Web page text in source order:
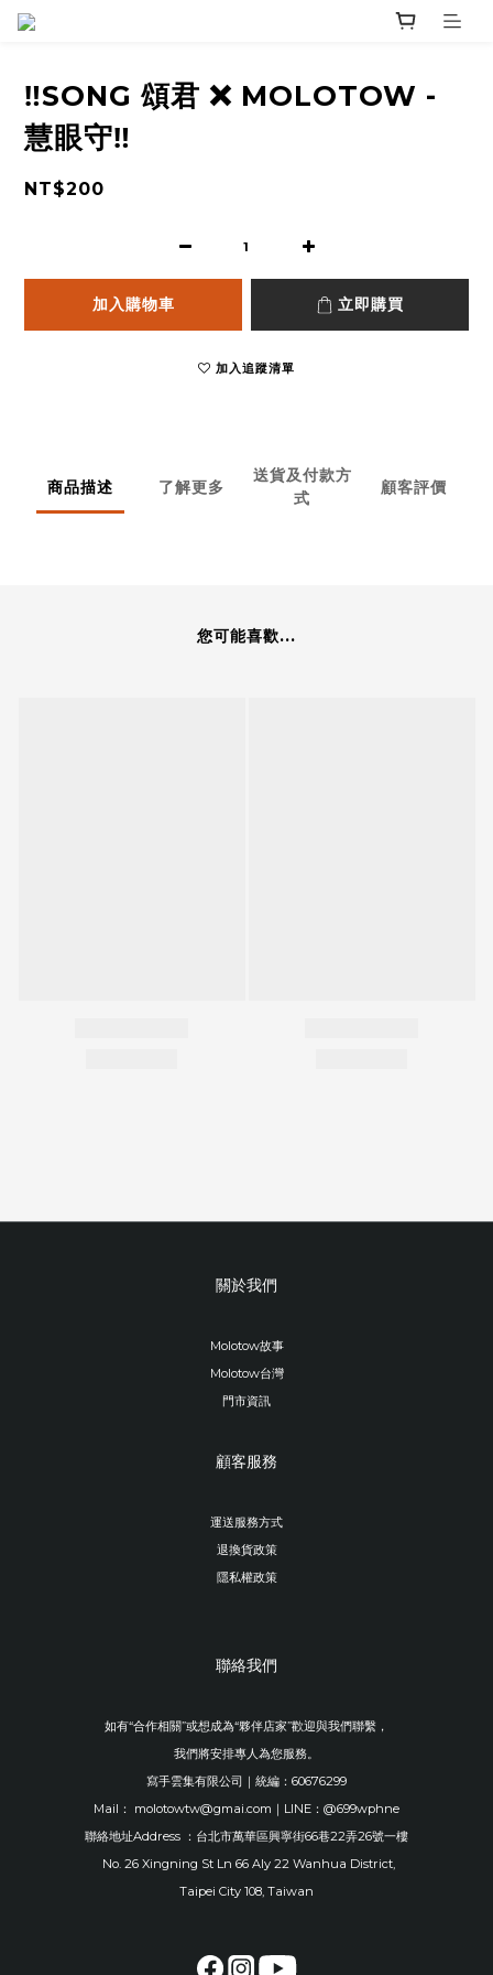
‼️SONG 頌君 ❌ MOLOTOW -
慧眼守‼️
NT$200
加入購物車 立即購買
加入追蹤清單
商品描述 了解更多
送貨及付款方
式
顧客評價
您可能喜歡...
關於我們
Molotow故事
Molotow台灣
門市資訊
顧客服務
運送服務方式
退換貨政策
隱私權政策
聯絡我們
如有“合作相關”或想成為“夥伴店家”歡迎與我們聯繫，
我們將安排專人為您服務。
寫手雲集有限公司｜統編：60676299
Mail： molotowtw@gmai.com｜LINE：@699wphne
聯絡地址Address ：台北市萬華區興寧街66巷22弄26號一樓
No. 26 Xingning St Ln 66 Aly 22 Wanhua District,
Taipei City 108, Taiwan